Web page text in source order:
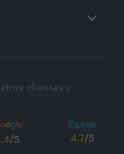
clientes y
/5 4.7/5